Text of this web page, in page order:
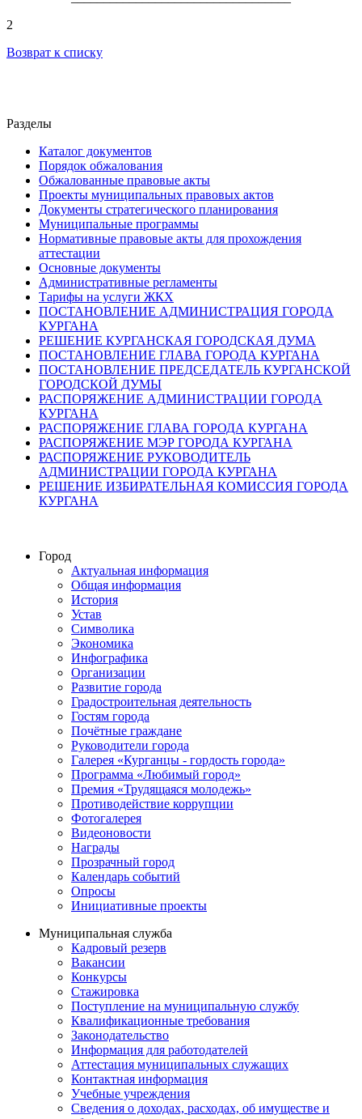
2
Возврат к списку
Разделы
Каталог документов
Порядок обжалования
Обжалованные правовые акты
Проекты муниципальных правовых актов
Документы стратегического планирования
Муниципальные программы
Нормативные правовые акты для прохождения
аттестации
Основные документы
Административные регламенты
Тарифы на услуги ЖКХ
ПОСТАНОВЛЕНИЕ АДМИНИСТРАЦИЯ ГОРОДА
КУРГАНА
РЕШЕНИЕ КУРГАНСКАЯ ГОРОДСКАЯ ДУМА
ПОСТАНОВЛЕНИЕ ГЛАВА ГОРОДА КУРГАНА
ПОСТАНОВЛЕНИЕ ПРЕДСЕДАТЕЛЬ КУРГАНСКОЙ
ГОРОДСКОЙ ДУМЫ
РАСПОРЯЖЕНИЕ АДМИНИСТРАЦИИ ГОРОДА
КУРГАНА
РАСПОРЯЖЕНИЕ ГЛАВА ГОРОДА КУРГАНА
РАСПОРЯЖЕНИЕ МЭР ГОРОДА КУРГАНА
РАСПОРЯЖЕНИЕ РУКОВОДИТЕЛЬ
АДМИНИСТРАЦИИ ГОРОДА КУРГАНА
РЕШЕНИЕ ИЗБИРАТЕЛЬНАЯ КОМИССИЯ ГОРОДА
КУРГАНА
Город
Актуальная информация
Общая информация
История
Устав
Символика
Экономика
Инфографика
Организации
Развитие города
Градостроительная деятельность
Гостям города
Почётные граждане
Руководители города
Галерея «Курганцы - гордость города»
Программа «Любимый город»
Премия «Трудящаяся молодежь»
Противодействие коррупции
Фотогалерея
Видеоновости
Награды
Прозрачный город
Календарь событий
Опросы
Инициативные проекты
Муниципальная служба
Кадровый резерв
Вакансии
Конкурсы
Стажировка
Поступление на муниципальную службу
Квалификационные требования
Законодательство
Информация для работодателей
Аттестация муниципальных служащих
Контактная информация
Учебные учреждения
Сведения о доходах, расходах, об имуществе и